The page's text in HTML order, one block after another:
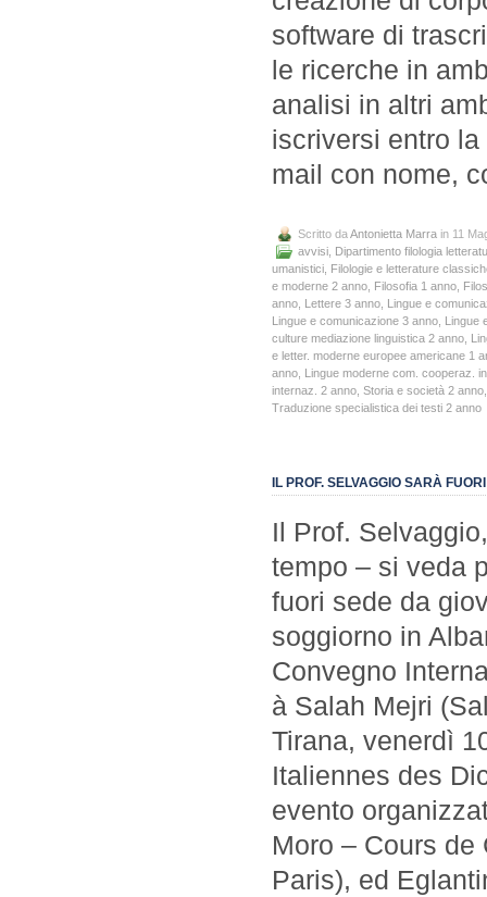
software di
le ricerche in
analisi in altri
iscriversi entro
mail con nome,
Scritto daAntonietta Marra in 11
avvisi Dipartimento filologia
umanistici Filologie e letterature
e moderne 2 anno Filosofia 1 anno
anno Lettere 3 anno Lingue e
Lingue e comunicazione 3 anno Lingue
culture mediazione linguistica 2 anno
e letter. moderne europee americane 1
anno Lingue moderne com. cooperaz.
internaz. 2 anno Storia e società 2 anno
Traduzione specialistica dei testi 2 anno
IL PROF. SELVAGGIO SARÀ
Il Prof.
tempo – si veda
fuori sede da
soggiorno in
Convegno
à Salah Mejri
Tirana, venerdì
Italiennes des
evento
Moro – Cours
Paris), ed